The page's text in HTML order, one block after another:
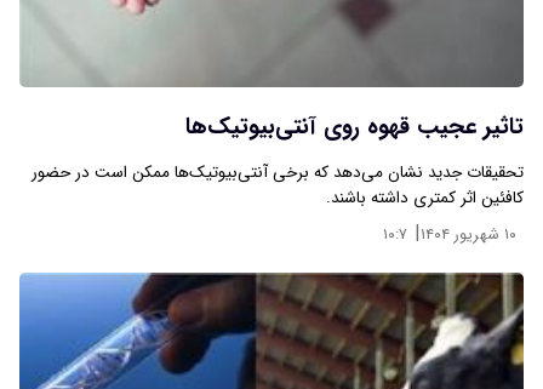
تاثیر عجیب قهوه روی آنتی‌بیوتیک‌ها
تحقیقات جدید نشان می‌دهد که برخی آنتی‌بیوتیک‌ها ممکن است در حضور
کافئین اثر کمتری داشته باشند.
۱۰ شهریور ۱۴۰۴ | ۱۰:۷